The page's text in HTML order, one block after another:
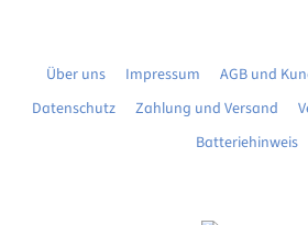
Über uns Impressum
AGB und
Datenschutz
Zahlung und Versand
Batteriehinweis